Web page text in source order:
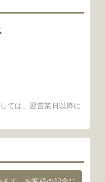
ては、翌営業日以降に